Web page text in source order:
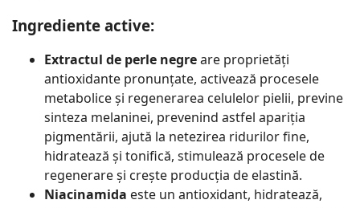
Ingrediente active:
Extractul de perle negreare proprietăți
antioxidante pronunțate, activează procesele
metabolice și regenerarea celulelor pielii, previne
sinteza melaninei, prevenind astfel apariția
pigmentării, ajută la netezirea ridurilor fine,
hidratează și tonifică, stimulează procesele de
regenerare și crește producția de elastină.
Niacinamida este un antioxidant, hidratează,